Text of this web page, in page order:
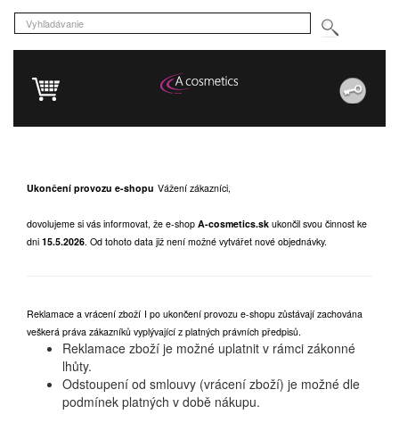
Ukončení provozu e-shopu Vážení zákazníci,
dovolujeme si vás informovat, že e-shop A-cosmetics.sk ukončil svou činnost ke
dni 15.5.2026. Od tohoto data již není možné vytvářet nové objednávky.
Reklamace a vrácení zboží I po ukončení provozu e-shopu zůstávají zachována
veškerá práva zákazníků vyplývající z platných právních předpisů.
Reklamace zboží je možné uplatnit v rámci zákonné
lhůty.
Odstoupení od smlouvy (vrácení zboží) je možné dle
podmínek platných v době nákupu.